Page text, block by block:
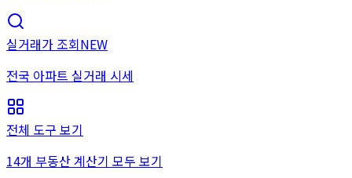
실거래가 조회NEW
전국 아파트 실거래 시세
전체 도구 보기
14개 부동산 계산기 모두 보기